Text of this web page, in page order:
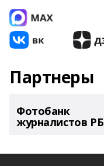
Партнеры
Фотобанк
журналистов РБ